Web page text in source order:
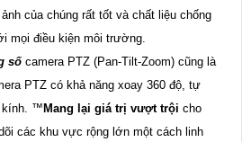
của chúng rất tốt và chất liệu chống
mọi điều kiện môi trường.
sốcamera PTZ (Pan-Tilt-Zoom) cũng là
PTZ có khả năng xoay 360 độ, tự
kính. ™️ Mang lại giá trị vượt trội cho
các khu vực rộng lớn một cách linh